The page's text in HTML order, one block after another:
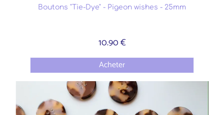
Boutons "Tie-Dye" - Pigeon wishes - 25mm
10.90 €
Acheter